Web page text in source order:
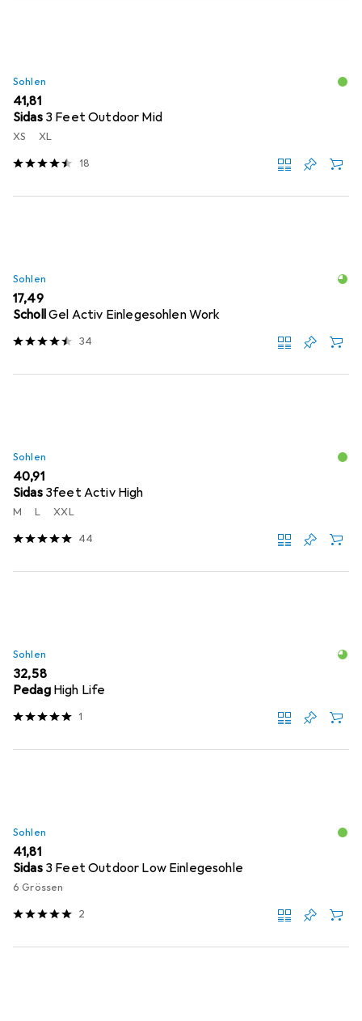
Sohlen
EUR
41,81
Sidas 3 Feet Outdoor Mid
XS XL
18
Sohlen
EUR
17,49
SchollGel Activ Einlegesohlen Work
34
Sohlen
EUR
40,91
Sidas 3feet Activ High
M L XXL
44
Sohlen
EUR
32,58
Pedag High Life
1
Sohlen
EUR
41,81
Sidas 3 Feet Outdoor Low Einlegesohle
6 Grössen
2